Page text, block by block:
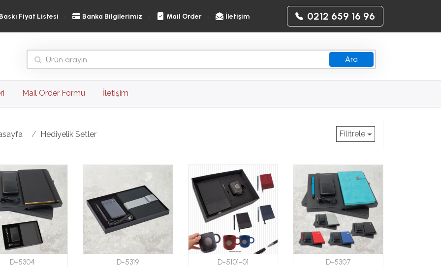
Fiyat Listesi Banka Bilgilerimiz Mail Order İletişim 0212 659 16 96
Ara
Mail Order Formu İletişim
Hediyelik Setler Filitrele
D-5304 D-5319 D-5101-01 D-5307